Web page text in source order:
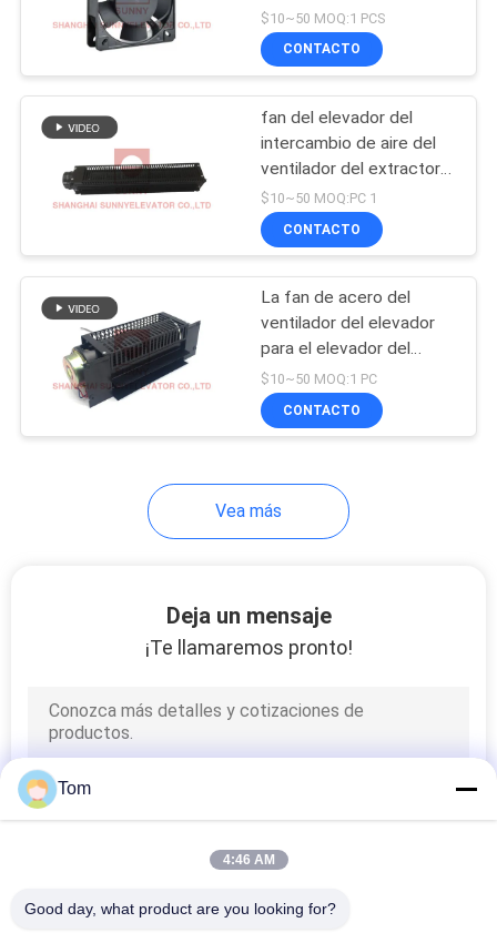
Cortina ligera del
elevador
Ascensor Display
LCD
decoración de la
Gabinete de control
de elevador
de la fan axial centrífuga
PBT del soporte
$10~50 MOQ:1 PCS
CONTACTO
fan del elevador del
intercambio de aire del
ventilador del extractor
15W para las piezas del
elevador
$10~50 MOQ:PC 1
CONTACTO
La fan de acero del
ventilador del elevador
para el elevador del
pasajero parte
433x158x130m m
$10~50 MOQ:1 PC
CONTACTO
Vea más
Deja un mensaje
¡Te llamaremos pronto!
Tom
4:46 AM
Good day, what product are you looking for?